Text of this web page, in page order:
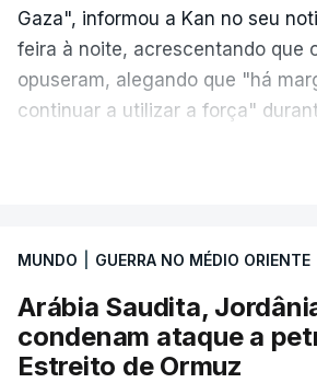
Gaza", informou a Kan no seu
feira à noite, acrescentando que
opuseram, alegando que "há
continuar a utilizar a força"
aplicação do plano de
Além disso, o correspondente do
televisão israelita i24News, que
acesso às deliberações do
MUNDO GUERRA NO MÉDIO ORIENTE
Arábia Saudita,
condenam ataque a
Estreito de Ormuz